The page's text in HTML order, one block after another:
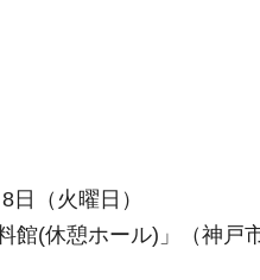
（火曜日）
館(休憩ホール)」（神戸